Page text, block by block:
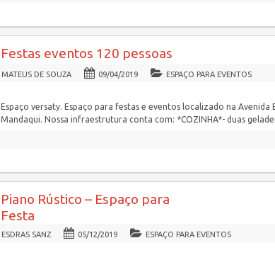
Festas eventos 120 pessoas
MATEUS DE SOUZA 09/04/2019 ESPAÇO PARA EVENTOS
Espaço versaty. Espaço para festas e eventos localizado na Avenida
Mandaqui. Nossa infraestrutura conta com: *COZINHA*- duas
Piano Rústico – Espaço para
Festa
ESDRAS SANZ 05/12/2019 ESPAÇO PARA EVENTOS